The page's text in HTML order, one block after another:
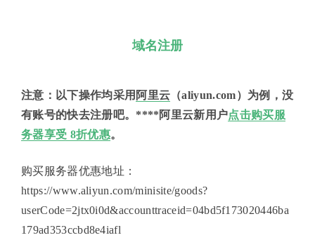
域名注册
注意：以下操作均采用 阿里云 （aliyun.com）为例，没
有账号的快去注册吧。****阿里云新用户点击购买服
务器享受 8折优惠。
购买服务器优惠地址：
https://www.aliyun.com/minisite/goods?
userCode=2jtx0i0d&accounttraceid=04bd5f173020446ba
179ad353ccbd8e4iafl